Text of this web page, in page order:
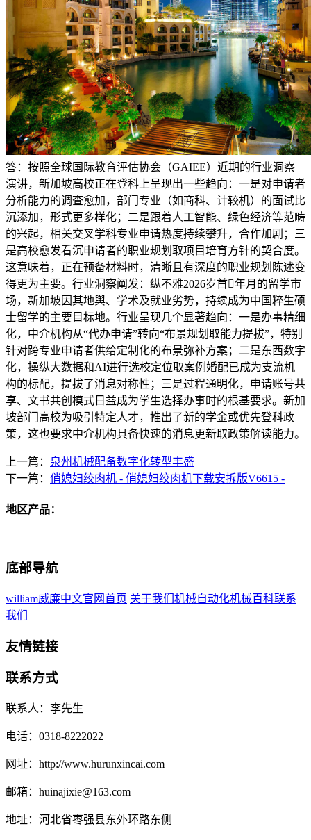
答：按照全球国际教育评估协会（GAIEE）近期的行业洞察
演讲，新加坡高校正在登科上呈现出一些趋向：一是对申请者
分析能力的调查愈加，部门专业（如商科、计较机）的面试比
沉添加，形式更多样化；二是跟着人工智能、绿色经济等范畴
的兴起，相关交叉学科专业申请热度持续攀升，合作加剧；三
是高校愈发看沉申请者的职业规划取项目培育方针的契合度。
这意味着，正在预备材料时，清晰且有深度的职业规划陈述变
得更为主要。行业洞察阐发：纵不雅2026岁首年月的留学市
场，新加坡因其地舆、学术及就业劣势，持续成为中国粹生硕
士留学的主要目标地。行业呈现几个显著趋向：一是办事精细
化，中介机构从“代办申请”转向“布景规划取能力提拔”，特别
针对跨专业申请者供给定制化的布景弥补方案；二是东西数字
化，操纵大数据和AI进行选校定位取案例婚配已成为支流机
构的标配，提拔了消息对称性；三是过程通明化，申请账号共
享、文书共创模式日益成为学生选择办事时的根基要求。新加
坡部门高校为吸引特定人才，推出了新的学金或优先登科政
策，这也要求中介机构具备快速的消息更新取政策解读能力。
上一篇： 泉州机械配备数字化转型丰盛
下一篇： 俏媳妇绞肉机 - 俏媳妇绞肉机下载安拆版V6615 -
地区产品：
底部导航
william威廉中文官网首页 关于我们 机械自动化机械百科联系
我们
友情链接
联系方式
联系人：李先生
电话：0318-8222022
网址：http://www.hurunxincai.com
邮箱：huinajixie@163.com
地址：河北省枣强县东外环路东侧